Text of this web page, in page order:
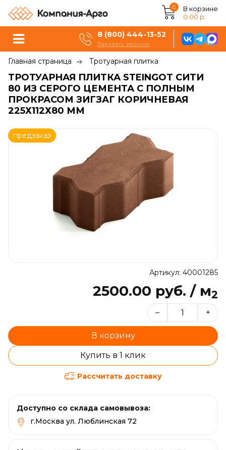
0
В корзине
0.00 р.
8 (800) 444-13-52
Заказать звонок
Главная страница Тротуарная плитка
ТРОТУАРНАЯ ПЛИТКА STEINGOT СИТИ
80 ИЗ СЕРОГО ЦЕМЕНТА С ПОЛНЫМ
ПРОКРАСОМ ЗИГЗАГ КОРИЧНЕВАЯ
225Х112Х80 ММ
предзаказ
Артикул: 40001285
2500.00 руб. / м2
– +
В корзину
Купить в 1 клик
Рассчитать доставку
Доступно со склада самовывоза:
г.Москва ул. Люблинская 72